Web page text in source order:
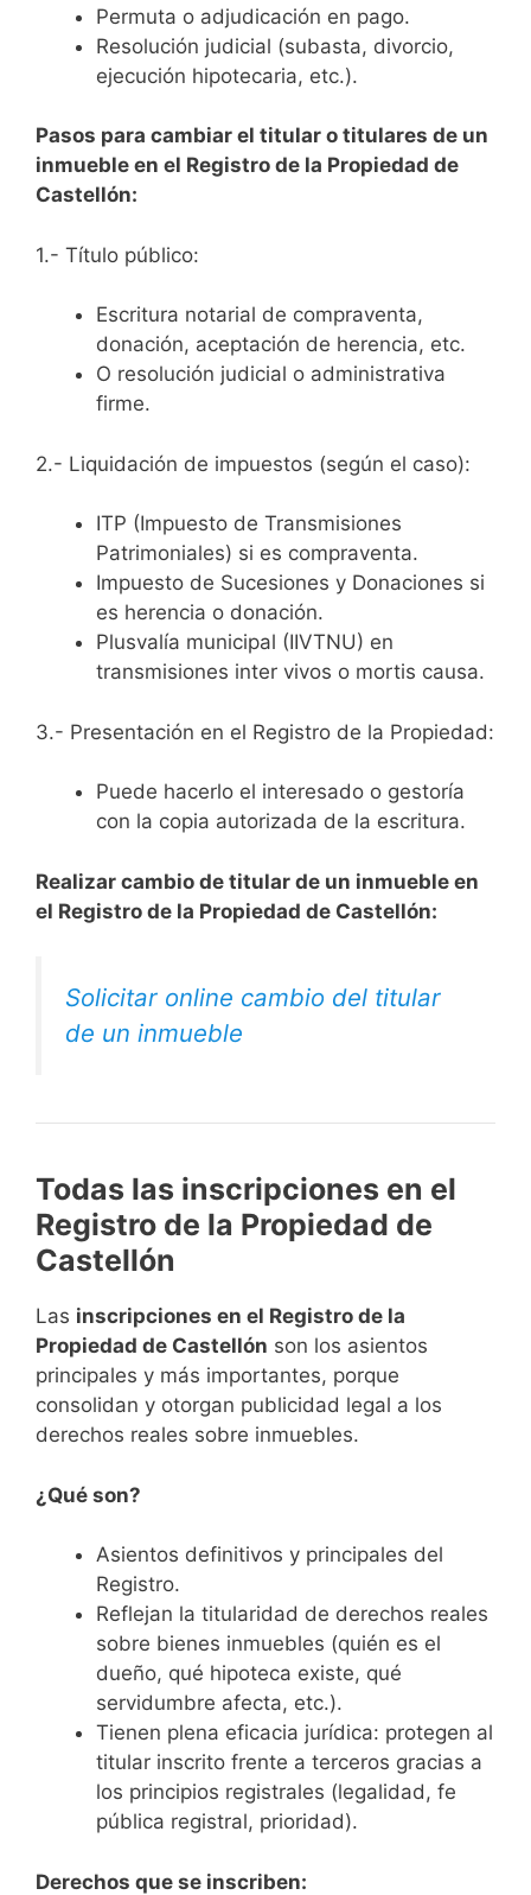
Permuta o adjudicación en pago.
Resolución judicial (subasta, divorcio,
ejecución hipotecaria, etc.).
Pasos para cambiar el titular o titulares de un
inmueble en el Registro de la Propiedad de
Castellón:
1.- Título público:
Escritura notarial de compraventa,
donación, aceptación de herencia, etc.
O resolución judicial o administrativa
firme.
2.- Liquidación de impuestos (según el caso):
ITP (Impuesto de Transmisiones
Patrimoniales) si es compraventa.
Impuesto de Sucesiones y Donaciones si
es herencia o donación.
Plusvalía municipal (IIVTNU) en
transmisiones inter vivos o mortis causa.
3.- Presentación en el Registro de la Propiedad:
Puede hacerlo el interesado o gestoría
con la copia autorizada de la escritura.
Realizar cambio de titular de un inmueble en
el Registro de la Propiedad de Castellón:
Solicitar online cambio del titular
de un inmueble
Todas las inscripciones en el
Registro de la Propiedad de
Castellón
Las inscripciones en el Registro de la
Propiedad de Castellón son los asientos
principales y más importantes, porque
consolidan y otorgan publicidad legal a los
derechos reales sobre inmuebles.
¿Qué son?
Asientos definitivos y principales del
Registro.
Reflejan la titularidad de derechos reales
sobre bienes inmuebles (quién es el
dueño, qué hipoteca existe, qué
servidumbre afecta, etc.).
Tienen plena eficacia jurídica: protegen al
titular inscrito frente a terceros gracias a
los principios registrales (legalidad, fe
pública registral, prioridad).
Derechos que se inscriben: